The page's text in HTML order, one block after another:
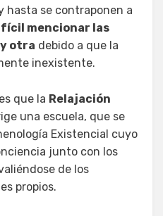
hasta se contraponen a
mencionar las
otra debido a que la
inexistente.
que la Relajación
una escuela, que se
Existencial cuyo
junto con los
de los
propios.